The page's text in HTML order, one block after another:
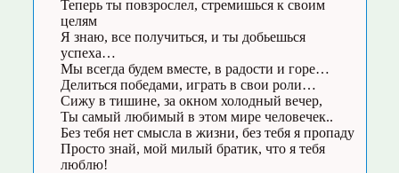
Теперь ты повзрослел, стремишься к своим
целям
Я знаю, все получиться, и ты добьешься
успеха…
Мы всегда будем вместе, в радости и горе…
Делиться победами, играть в свои роли…
Сижу в тишине, за окном холодный вечер,
Ты самый любимый в этом мире человечек..
Без тебя нет смысла в жизни, без тебя я пропаду
Просто знай, мой милый братик, что я тебя
люблю!